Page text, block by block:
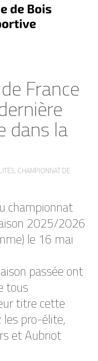
France
dans la
, CHAMPIONNAT DE
championnat
2025/2026
le 16 mai
passée ont
tous
titre cette
les pro-élite,
et Aubriot